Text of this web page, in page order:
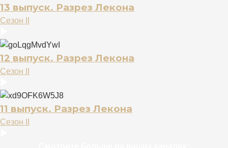
13 выпуск. Разрез Лекона
Сезон II
12 выпуск. Разрез Лекона
Сезон II
11 выпуск. Разрез Лекона
Сезон II